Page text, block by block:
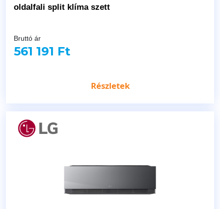
oldalfali split klíma szett
Bruttó ár
561 191 Ft
Részletek